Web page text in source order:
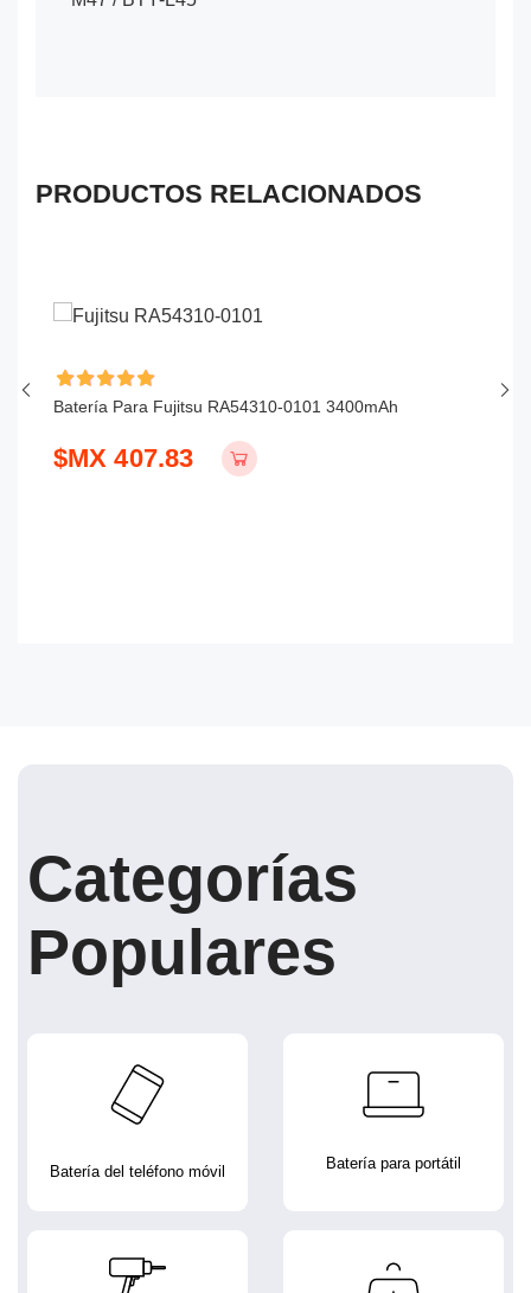
PRODUCTOS RELACIONADOS
Batería Para Fujitsu RA54310-0101 3400mAh
$MX 407.83
Categorías
Populares
Batería del teléfono móvil Batería para portátil